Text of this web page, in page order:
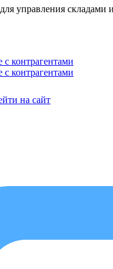
управления складами
с контрагентами
с контрагентами
на сайт